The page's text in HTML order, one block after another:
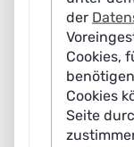
Context:
Germany
of the
High-
Agenda
the
AI
der
Cookies,
Cookies
Seite